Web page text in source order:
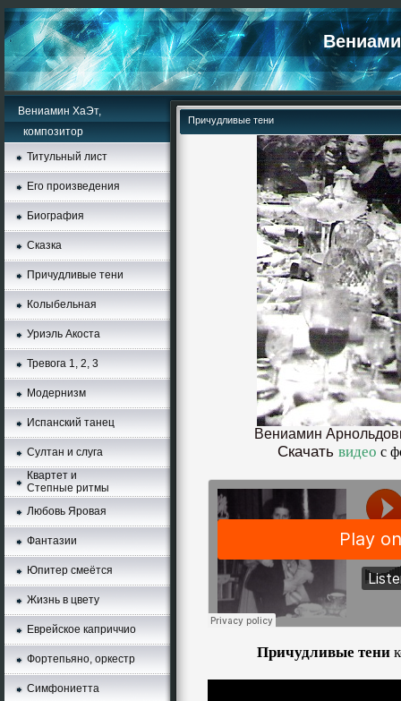
Вениамин ХаЭт,
композитор
Титульный лист
Его произведения
Биография
Сказка
Причудливые тени
Колыбельная
Уриэль Акоста
Тревога 1, 2, 3
Moдернизм
Испанский танец
Султан и слуга
Квартет и
Степные ритмы
Любовь Яровая
Фантазии
Юпитер смеётся
Жизнь в цвету
Еврейское каприччио
Фортепьяно, оркестр
Симфониетта
Причудливые тени
Вениамин
Скачать видео с
Причудливые тени